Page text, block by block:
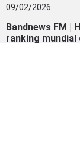
09/02/2026
Bandnews FM |
ranking mundial